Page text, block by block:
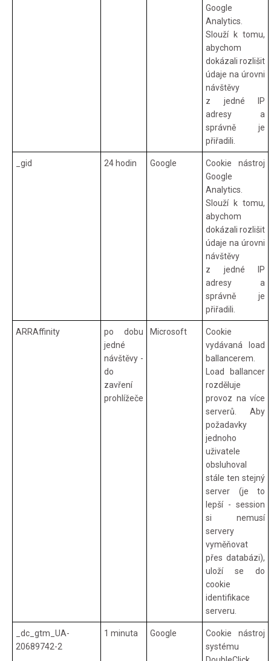
Google
Analytics.
Slouží k tomu,
abychom
dokázali rozlišit
údaje na úrovni
návštěvy
z jedné IP
adresy a
správně je
přiřadili.
_gid 24 hodin Google
Cookie nástroj
Google
Analytics.
Slouží k tomu,
abychom
dokázali rozlišit
údaje na úrovni
návštěvy
z jedné IP
adresy a
správně je
přiřadili.
ARRAffinity
po dobu
jedné
návštěvy -
do
zavření
prohlížeče
Microsoft
Cookie
vydávaná load
ballancerem.
Load ballancer
rozděluje
provoz na více
serverů. Aby
požadavky
jednoho
uživatele
obsluhoval
stále ten stejný
server (je to
lepší - session
si nemusí
servery
vyměňovat
přes databázi),
uloží se do
cookie
identifikace
serveru.
_dc_gtm_UA-
20689742-2
1 minuta Google
Cookie nástroj
systému